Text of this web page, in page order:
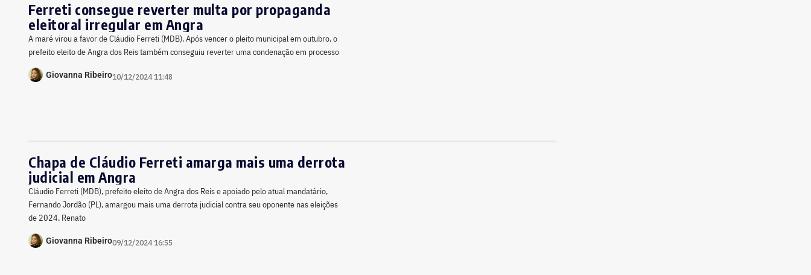
Ferreti consegue reverter multa por propaganda
eleitoral irregular em Angra
A maré virou a favor de Cláudio Ferreti (MDB). Após vencer o pleito municipal em outubro, o
prefeito eleito de Angra dos Reis também conseguiu reverter uma condenação em processo
Giovanna Ribeiro10/12/2024 11:48
Chapa de Cláudio Ferreti amarga mais uma derrota
judicial em Angra
Cláudio Ferreti (MDB), prefeito eleito de Angra dos Reis e apoiado pelo atual mandatário,
Fernando Jordão (PL), amargou mais uma derrota judicial contra seu oponente nas eleições
de 2024, Renato
Giovanna Ribeiro09/12/2024 16:55